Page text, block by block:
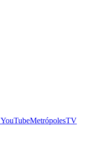
YouTubeMetrópolesTV